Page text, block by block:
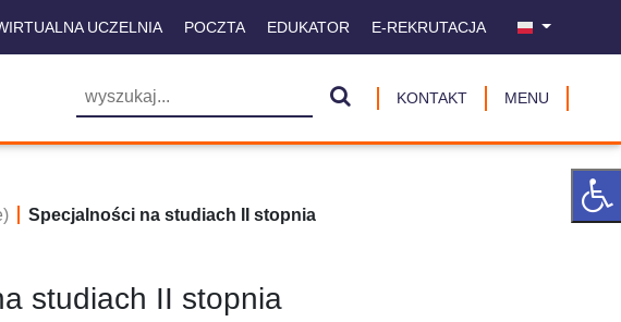
UCZELNIA POCZTA EDUKATOR E-REKRUTACJA
KONTAKT MENU
Specjalności na studiach II stopnia
studiach II stopnia